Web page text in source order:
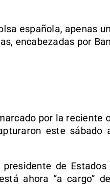
española, apenas
encabezadas por
por la reciente
este
de
ahora “a cargo”